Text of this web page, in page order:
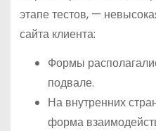
этапе тестов, —
сайта клиента:
Формы
подвале.
На внутренних
форма